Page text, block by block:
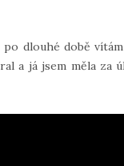
dlouhé době
a já jsem měla za